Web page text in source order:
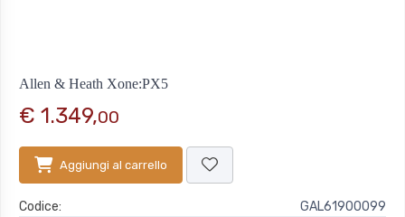
Allen & Heath Xone:PX5
€ 1.349,00
Aggiungi al carrello
Codice:
GAL61900099